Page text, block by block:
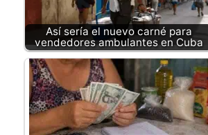
Así sería el nuevo carné para
vendedores ambulantes en Cuba